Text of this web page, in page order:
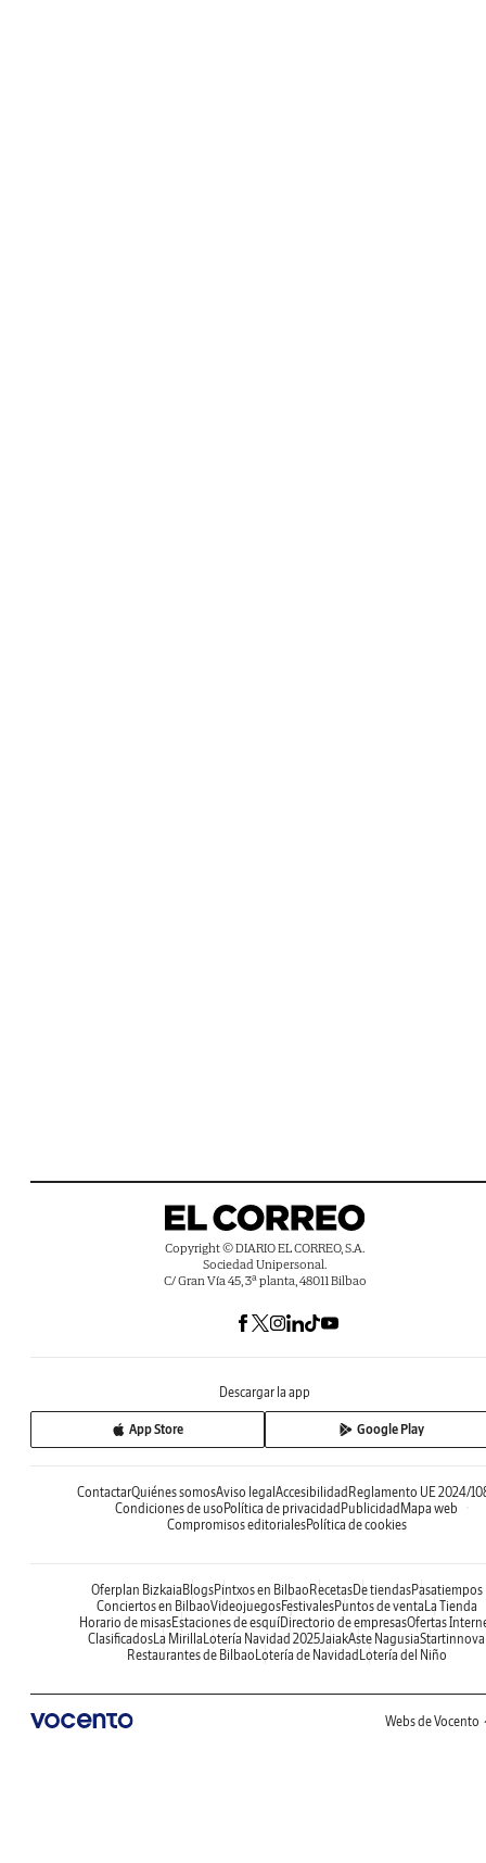
Copyright © DIARIO EL CORREO, S.A.
Sociedad Unipersonal.
C/ Gran Vía 45, 3ª planta, 48011 Bilbao
Descargar la app
App Store Google Play
ContactarQuiénes somosAviso legal Accesibilidad Reglamento UE 2024/
Condiciones de uso Política de privacidad Publicidad Mapa web
Compromisos editorialesPolítica de cookies
Oferplan Bizkaia BlogsPintxos en Bilbao RecetasDe tiendasPasatiempos
Conciertos en BilbaoVideojuegosFestivalesPuntos de venta La Tienda
Horario de misasEstaciones de esquíDirectorio de empresasOfertas
Clasificados La Mirilla Lotería Navidad 2025JaiakAste NagusiaStartinnova
Restaurantes de Bilbao Lotería de Navidad Lotería del Niño
Webs de Vocento